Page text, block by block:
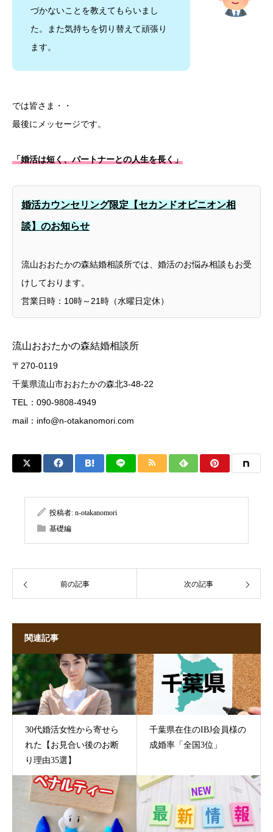
づかないことを教えてもらいまし
た。また気持ちを切り替えて頑張り
ます。
では皆さま・・
最後にメッセージです。
「婚活は短く、パートナーとの人生を長く」
婚活カウンセリング限定【セカンドオピニオン相
談】のお知らせ
流山おおたかの森結婚相談所では、婚活のお悩み相談もお受
けしております。
営業日時：10時～21時（水曜日定休）
流山おおたかの森結婚相談所
〒270-0119
千葉県流山市おおたかの森北3-48-22
TEL：090-9808-4949
mail： info@n-otakanomori.com
投稿者: n-otakanomori
基礎編
前の記事 次の記事
関連記事
30代婚活女性から寄せら
れた【お見合い後のお断
り理由35選】
千葉県在住のIBJ会員様の
成婚率「全国3位」